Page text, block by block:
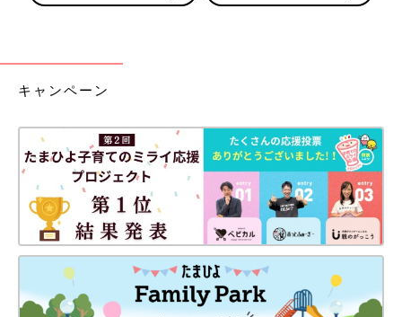
キャンペーン